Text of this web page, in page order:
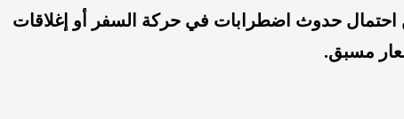
احتمال حدوث اضطرابات في حركة السفر أو إغلاقات
مسبق.